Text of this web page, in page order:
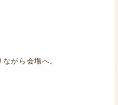
がら会場へ。